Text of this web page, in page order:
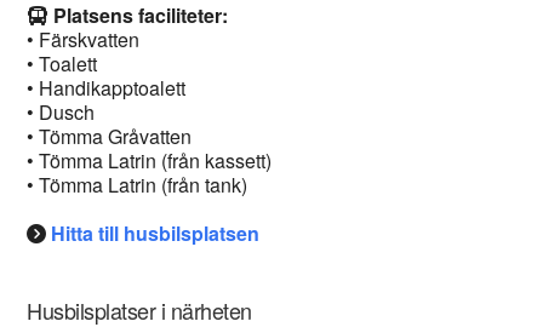
Platsens faciliteter:
• Färskvatten
• Toalett
• Handikapptoalett
• Dusch
• Tömma Gråvatten
• Tömma Latrin (från kassett)
• Tömma Latrin (från tank)
Hitta till husbilsplatsen
Husbilsplatser i närheten